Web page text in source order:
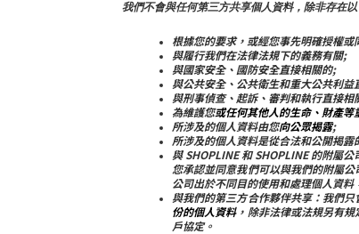
我們不會與任何第三方共享個人資料，除非存在
根據您的要求，或經您事先明確授權或
與履行我們在法律法規下的義務有關;
與國家安全、國防安全直接相關的;
與公共安全、公共衛生和重大公共利益
與刑事偵查、起訴、審判和執行直接相
為維護您或任何其他人的生命、財產等
所涉及的個人資料由您向公眾揭露;
所涉及的個人資料是從合法和公開揭露
與 SHOPLINE 和 SHOPLINE 的附屬
您承認並同意我們可以與我們的附屬
公司出於不同目的使用和處理個人資
與我們的第三方合作夥伴共享：我們
份的個人資料，除非法律或法規另有
戶協定。